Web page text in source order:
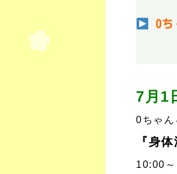
0ち
7月1
0ちゃ
『身
10:00